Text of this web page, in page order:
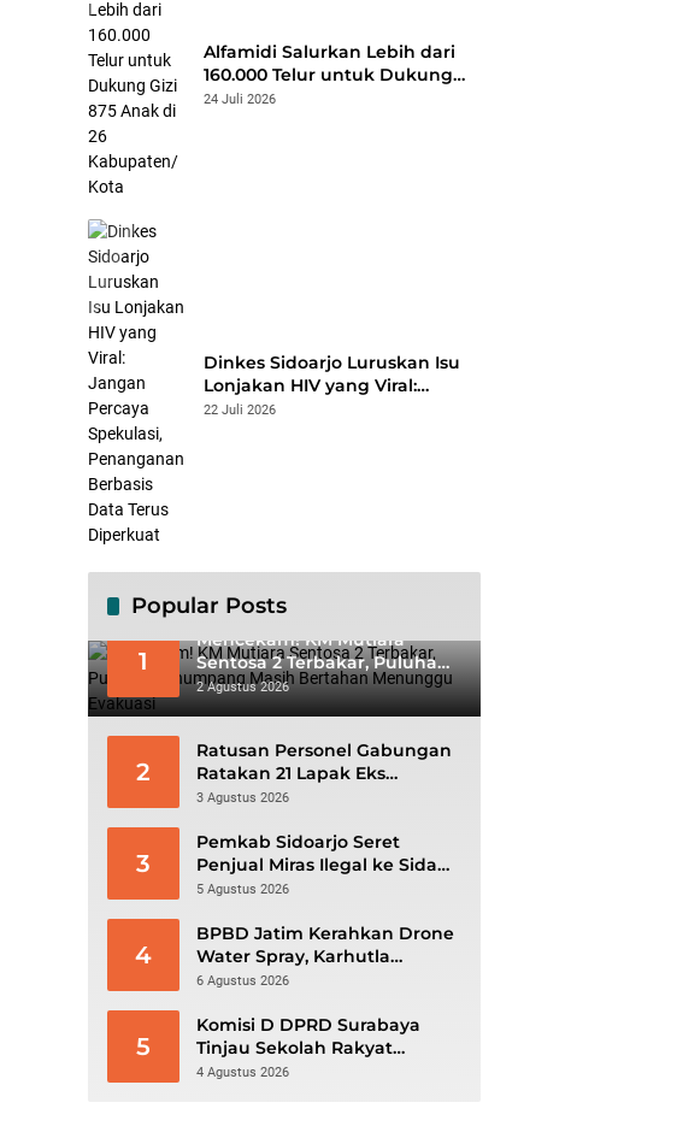
Alfamidi Salurkan Lebih dari
160.000 Telur untuk Dukung
Gizi 875 Anak di 26
24 Juli 2026
Dinkes Sidoarjo Luruskan Isu
Lonjakan HIV yang Viral:
Jangan Percaya Spekulasi,
22 Juli 2026
Popular Posts
1
Mencekam! KM Mutiara
Sentosa 2 Terbakar, Puluhan
Penumpang Masih Bertahan
2 Agustus 2026
2
Ratusan Personel Gabungan
Ratakan 21 Lapak Eks
Lokalisasi Krengseng
3 Agustus 2026
3
Pemkab Sidoarjo Seret
Penjual Miras Ilegal ke Sidang
Tipiring
5 Agustus 2026
4
BPBD Jatim Kerahkan Drone
Water Spray, Karhutla
Gunung Bromo Meluas
6 Agustus 2026
5
Komisi D DPRD Surabaya
Tinjau Sekolah Rakyat
Kedung Cowek, Dr. Michael
4 Agustus 2026